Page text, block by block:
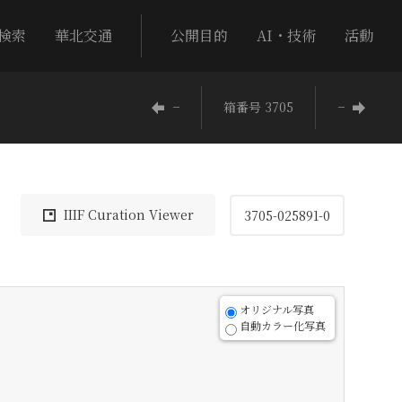
索 華北交通 公開目的 AI・技術 活動
− 箱番号 3705 −
IIIF Curation Viewer 3705-025891-0
オリジナル写真
自動カラー化写真